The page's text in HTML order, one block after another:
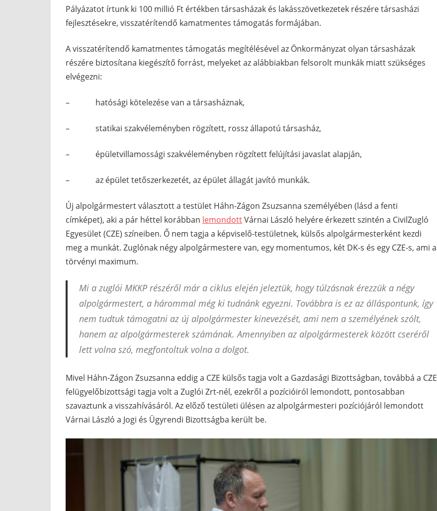
Pályázatot írtunk ki 100 millió Ft értékben társasházak és lakásszövetkezetek részére társasházi
fejlesztésekre, visszatérítendő kamatmentes támogatás formájában.
A visszatérítendő kamatmentes támogatás megítélésével az Önkormányzat olyan társasházak
részére biztosítana kiegészítő forrást, melyeket az alábbiakban felsorolt munkák miatt szükséges
elvégezni:
– hatósági kötelezése van a társasháznak,
– statikai szakvéleményben rögzített, rossz állapotú társasház,
– épületvillamossági szakvéleményben rögzített felújítási javaslat alapján,
– az épület tetőszerkezetét, az épület állagát javító munkák.
Új alpolgármestert választott a testület Háhn-Zágon Zsuzsanna személyében (lásd a fenti
címképet), aki a pár héttel korábban lemondottVárnai László helyére érkezett szintén a CivilZugló
Egyesület (CZE) színeiben. Ő nem tagja a képviselő-testületnek, külsős alpolgármesterként kezdi
meg a munkát. Zuglónak négy alpolgármestere van, egy momentumos, két DK-s és egy CZE-s, ami a
törvényi maximum.
Mi a zuglói MKKP részéről már a ciklus elején jeleztük, hogy túlzásnak érezzük a négy
alpolgármestert, a hárommal még ki tudnánk egyezni. Továbbra is ez az álláspontunk, így
nem tudtuk támogatni az új alpolgármester kinevezését, ami nem a személyének szólt,
hanem az alpolgármesterek számának. Amennyiben az alpolgármesterek között cseréről
lett volna szó, megfontoltuk volna a dolgot.
Mivel Háhn-Zágon Zsuzsanna eddig a CZE külsős tagja volt a Gazdasági Bizottságban, továbbá a CZE
felügyelőbizottsági tagja volt a Zuglói Zrt-nél, ezekről a pozícióiról lemondott, pontosabban
szavaztunk a visszahívásáról. Az előző testületi ülésen az alpolgármesteri pozíciójáról lemondott
Várnai László a Jogi és Ügyrendi Bizottságba került be.